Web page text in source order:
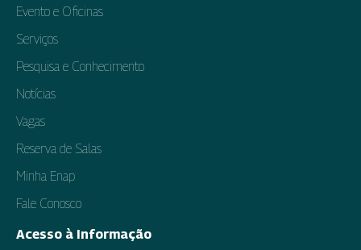
Evento e Oficinas
Serviços
Pesquisa e Conhecimento
Notícias
Vagas
Reserva de Salas
Minha Enap
Fale Conosco
Acesso à Informação